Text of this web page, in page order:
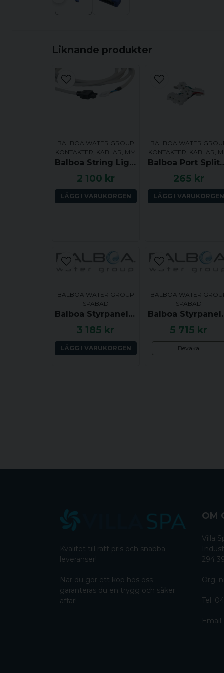
Liknande produkter
BALBOA WATER GROUP
KONTAKTER, KABLAR, MM
Balboa String Light LED System, Förlängningskabel 184 cm (Spyder -> Spyder)
2 100 kr
LÄGG I VARUKORGEN
BALBOA WATER
KONTAKTER, KABLAR,
Balboa Port Splitter - Delar en
265 kr
LÄGG I VARUKORGEN
BALBOA WATER GROUP
SPABAD
Balboa Styrpanel VL700S - Warm, Mode, Cool, Light, Jets1, Jets2 - 54716
3 185 kr
LÄGG I VARUKORGEN
BALBOA WATER
SPABAD
Balboa Styrpanel
5 715 kr
Bevaka
Kvalitet till rätt pris och snabba
leveranser!
När du gör ett köp hos oss
garanteras du en trygg och säker
affär!
OM
Villa
294
Org.
Tel:
Email: